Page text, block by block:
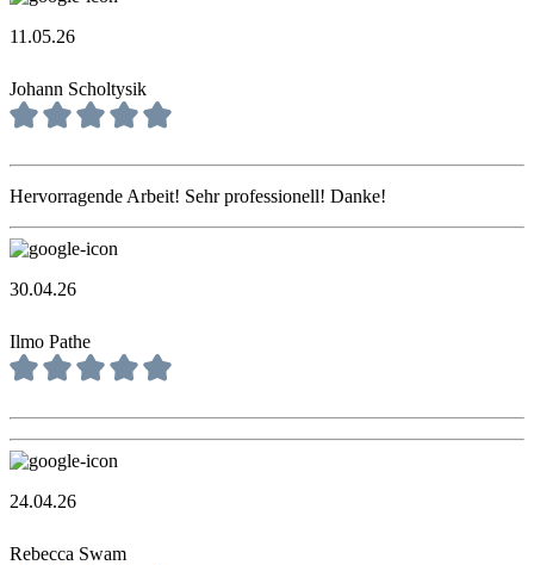
11.05.26
Johann Scholtysik
Hervorragende Arbeit! Sehr professionell! Danke!
30.04.26
Ilmo Pathe
24.04.26
Rebecca Swam